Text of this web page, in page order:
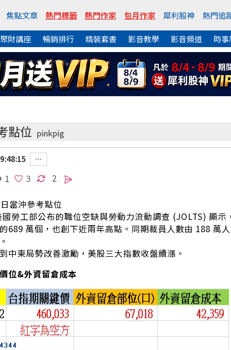
焦點文章 熱門標籤 熱門作家 包月作家 犀利股神
熱門追
聚財講座 暢銷排行 精裝套書 影音教學 影音頻道 時
點位 pinkpig
1 2
當沖參考點位
勞工部公布的職位空缺與勞動力流動調查 (JOLTS) 顯
689 萬個，也創下近兩年高點。同期裁員人數由 188 萬
中東局勢改善激勵，美股三大指數收盤續漲。
位&外資留倉成本